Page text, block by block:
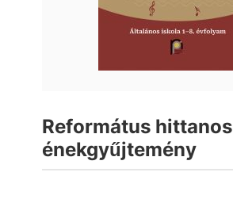
Református hittanos
énekgyűjtemény